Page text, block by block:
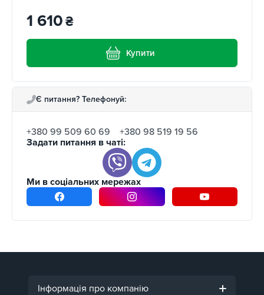
1 610₴
Купити
Є питання? Телефонуй:
+380 99 509 60 69
+380 98 519 19 56
Задати питання в чаті:
Ми в соціальних мережах
Інформація про компанію